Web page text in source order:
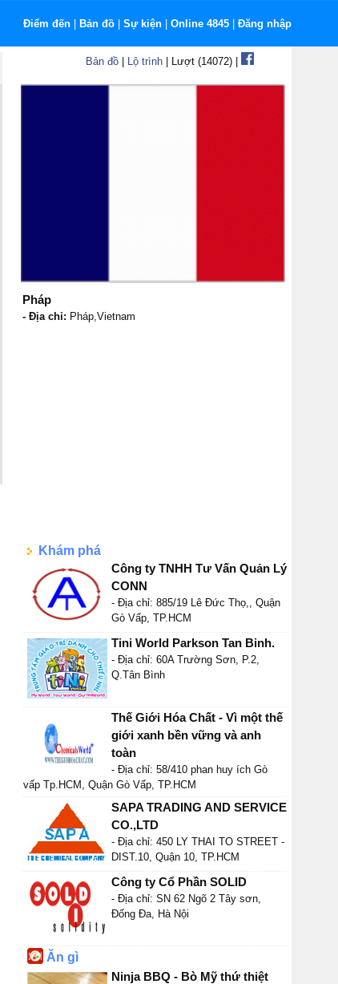
Điểm đến Bản đồ Sự kiện Online 4845 Đăng nhập
Bản đồ Lộ trình | Lượt (14072) |
Pháp
- Địa chỉ: Pháp,Vietnam
Khám phá
Công ty TNHH Tư Vấn Quản Lý
CONN
- Địa chỉ: 885/19 Lê Đức Thọ,, Quận
Gò Vấp, TP.HCM
Tini World Parkson Tan Binh.
- Địa chỉ: 60A Trường Sơn, P.2,
Q.Tân Bình
Thế Giới Hóa Chất - Vì một thế
giới xanh bền vững và anh
toàn
- Địa chỉ: 58/410 phan huy ích Gò
vấp Tp.HCM, Quận Gò Vấp, TP.HCM
SAPA TRADING AND SERVICE
CO.,LTD
- Địa chỉ: 450 LY THAI TO STREET -
DIST.10, Quận 10, TP.HCM
Công ty Cổ Phần SOLID
- Địa chỉ: SN 62 Ngõ 2 Tây sơn,
Đống Đa, Hà Nội
Ăn gì
Ninja BBQ - Bò Mỹ thứ thiệt